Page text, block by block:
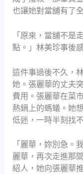
也讓她對當舖有了
「原來，當舖不是
點。」林美珍事後
這件事過後不久，
她。張麗華的丈夫
費用。張麗華在菜
熱鍋上的螞蟻。她
低迷，一時半刻找
「麗華，妳別急。
麗華，再次走進那
紹人，她向張麗華